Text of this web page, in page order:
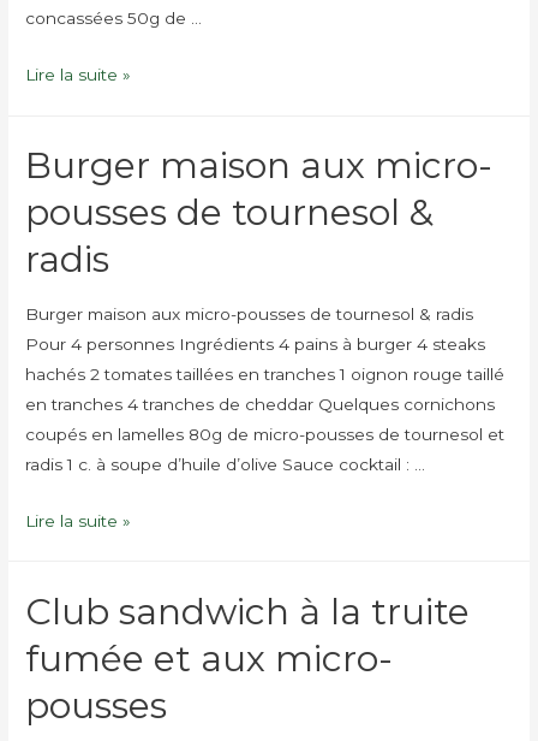
concassées 50g de …
Velouté
éclats
noisettes
et
pousses
de
sarrasin
Lire la suite »
Burger maison aux micro-
pousses de tournesol &
radis
Burger maison aux micro-pousses de tournesol & radis
Pour 4 personnes Ingrédients 4 pains à burger 4 steaks
hachés 2 tomates taillées en tranches 1 oignon rouge taillé
en tranches 4 tranches de cheddar Quelques cornichons
coupés en lamelles 80g de micro-pousses de tournesol et
radis 1 c. à soupe d’huile d’olive Sauce cocktail : …
Burger
micro-
de
tournesol
&
Lire la suite »
Club sandwich à la truite
fumée et aux micro-
pousses